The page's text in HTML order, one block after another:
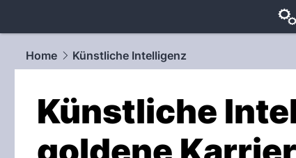
Home
Künstliche Intelligenz
Künstliche